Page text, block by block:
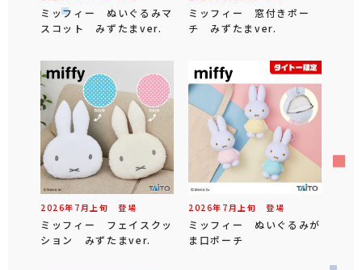
ミッフィー ぬいぐるみマ
スコット みずたまver.
ミッフィー 窓付きポー
チ みずたまver.
2026年 7 月 上旬 登場
ミッフィー フェイスクッ
ション みずたまver.
2026年 7 月 上旬 登場
ミッフィー ぬいぐるみが
ま口ポーチ